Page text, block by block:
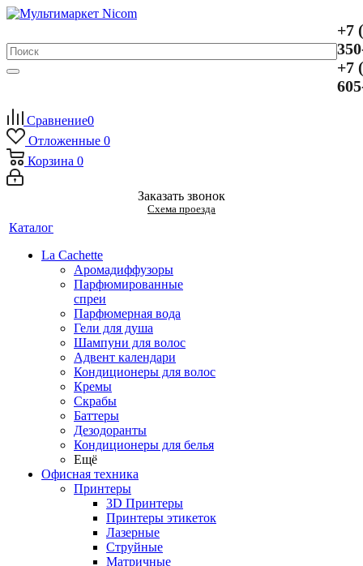
+7
+7
Сравнение0
Отложенные 0
Корзина 0
Заказать звонок
Схема проезда
Каталог
La Cachette
Аромадиффузоры
Парфюмированные
спреи
Парфюмерная вода
Гели для душа
Шампуни для волос
Адвент календари
Кондиционеры для волос
Кремы
Скрабы
Баттеры
Дезодоранты
Кондиционеры для белья
Ещё
Офисная техника
Принтеры
3D Принтеры
Принтеры этикеток
Лазерные
Струйные
Матричные